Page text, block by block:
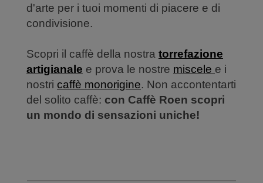
d'arte per i tuoi momenti di piacere e di
condivisione.
Scopri il caffè della nostra torrefazione
artigianale e prova le nostre miscele e i
nostri caffè monorigine. Non accontentarti
del solito caffè: con Caffè Roen scopri
un mondo di sensazioni uniche!